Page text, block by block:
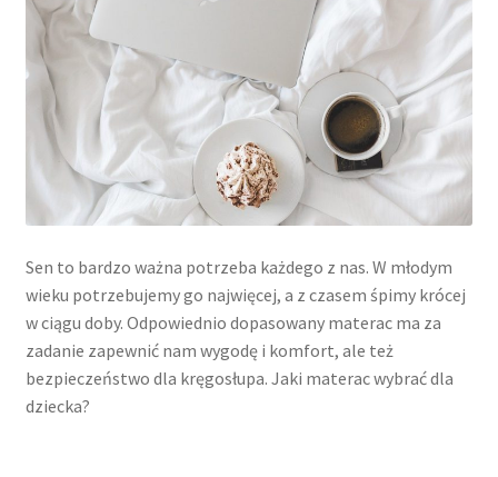
Sen to bardzo ważna potrzeba każdego z nas. W młodym
wieku potrzebujemy go najwięcej, a z czasem śpimy krócej
w ciągu doby. Odpowiednio dopasowany materac ma za
zadanie zapewnić nam wygodę i komfort, ale też
bezpieczeństwo dla kręgosłupa. Jaki materac wybrać dla
dziecka?